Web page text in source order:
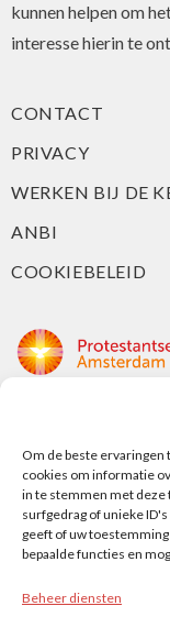
Om de beste ervaringen
cookies om informatie
in te stemmen met deze
surfgedrag of unieke
geeft of uw
bepaalde functies en
Beheer diensten
kunnen helpen om
interesse hierin te
CONTACT
PRIVACY
WERKEN BIJ DE
ANBI
COOKIEBELEID
Nieuwe
1018 DP Amsterdam
t: 020 5353 700
e:
Protestantse